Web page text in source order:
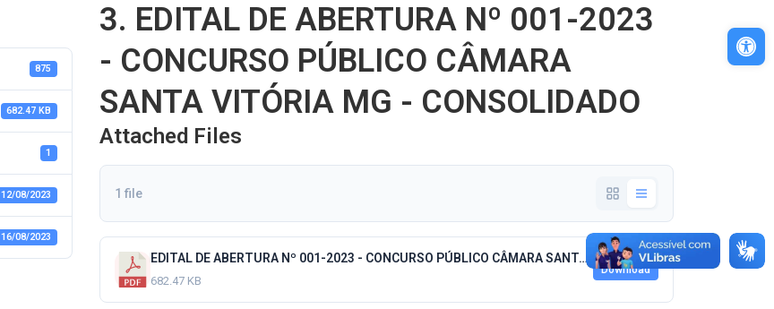
875
682.47 KB
1
12/08/2023
16/08/2023
3. EDITAL DE ABERTURA Nº 001-2023
- CONCURSO PÚBLICO CÂMARA
SANTA VITÓRIA MG - CONSOLIDADO
Attached Files
1 file
EDITAL DE ABERTURA Nº 001-2023 - CONCURSO PÚBLICO CÂMARA SANTA VITÓRIA MG - CONSOLIDADO.pdf
682.47 KB
Download